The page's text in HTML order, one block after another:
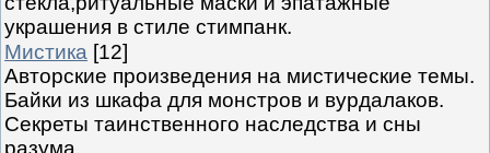
украшения в стиле стимпанк.
Мистика [12]
Авторские произведения на мистические темы.
Байки из шкафа для монстров и вурдалаков.
Секреты таинственного наследства и сны
разума.